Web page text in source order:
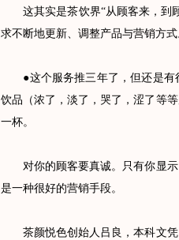
这其实是茶饮界“从顾客来，到顾
求不断地更新、调整产品与营销方
●这个服务推三年了，但还是有
饮品（浓了，淡了，哭了，涩了等
一杯。
对你的顾客要真诚。只有你显示
是一种很好的营销手段。
茶颜悦色创始人吕良，本科文凭